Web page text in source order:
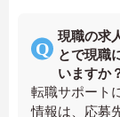
現職の求
とで現職
いますか
転職サポート
情報は、応募